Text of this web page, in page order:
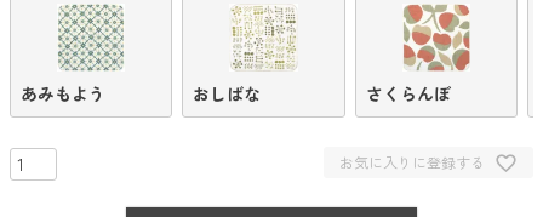
あみもよう おしばな さくらんぼ
お気に入りに登録する